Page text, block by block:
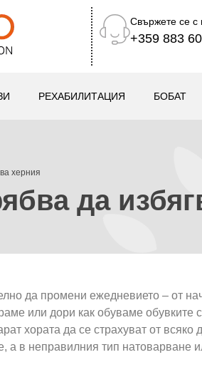
Свържете се с
+359 883
РЕХАБИЛИТАЦИЯ БОБАТ
херния
да
да промени ежедневието – от
или дори как обуваме обувките
хората да се страхуват от
а в неправилния тип натоварване